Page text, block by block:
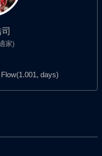
家)
days)